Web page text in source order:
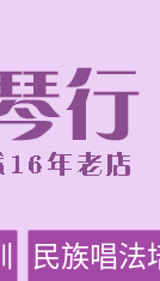
民族唱法